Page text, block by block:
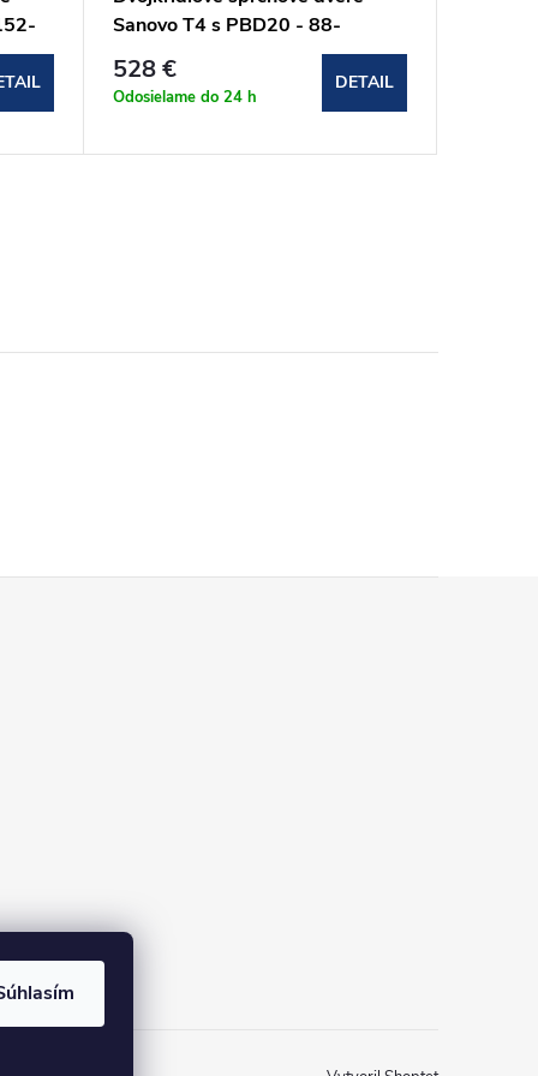
Sanovo T4 s PBD20 - 88-
93x190cm (T4-602020C)
528 €
Odosielame do 24 h
DETAIL